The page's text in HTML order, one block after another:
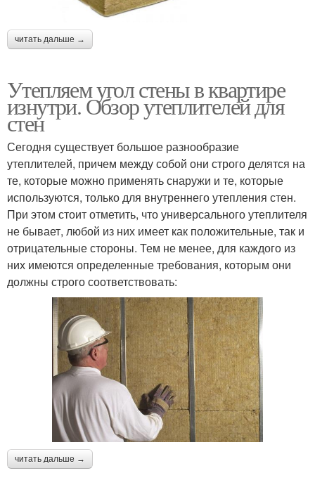
читать дальше →
Утепляем угол стены в квартире
изнутри. Обзор утеплителей для
стен
Сегодня существует большое разнообразие
утеплителей, причем между собой они строго делятся на
те, которые можно применять снаружи и те, которые
используются, только для внутреннего утепления стен.
При этом стоит отметить, что универсального утеплителя
не бывает, любой из них имеет как положительные, так и
отрицательные стороны. Тем не менее, для каждого из
них имеются определенные требования, которым они
должны строго соответствовать:
читать дальше →